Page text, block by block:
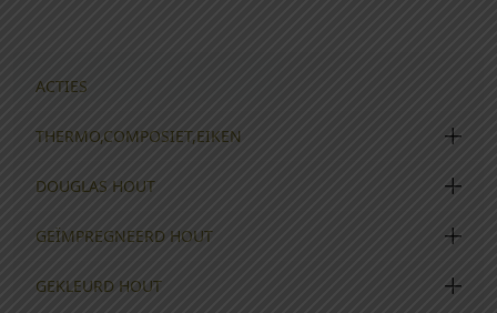
ACTIES
THERMO,COMPOSIET,EIKEN
DOUGLAS HOUT
GEÏMPREGNEERD HOUT
GEKLEURD HOUT